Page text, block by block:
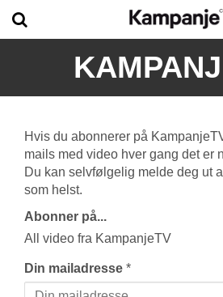
Hvis du abonnerer på
mails med video hver gang det er
Du kan selvfølgelig melde deg ut
som helst.
Abonner på...
All video fra KampanjeTV
Din mailadresse *